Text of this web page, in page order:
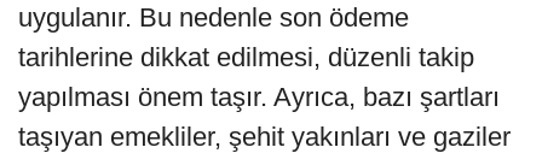
uygulanır. Bu nedenle son ödeme
tarihlerine dikkat edilmesi, düzenli takip
yapılması önem taşır. Ayrıca, bazı şartları
taşıyan emekliler, şehit yakınları ve gaziler